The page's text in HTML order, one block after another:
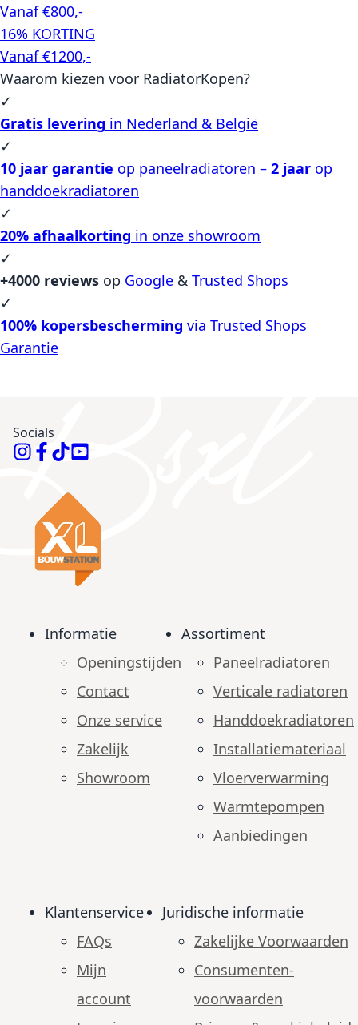
Vanaf €800,-
16% KORTING
Vanaf €1200,-
Waarom kiezen voor RadiatorKopen?
✓
Gratis levering in Nederland & België
✓
10 jaar garantie op paneelradiatoren – 2 jaar op
handdoekradiatoren
✓
20% afhaalkorting in onze showroom
✓
+4000 reviews op Google & Trusted Shops
✓
100% kopersbescherming via Trusted Shops
Garantie
Socials
Informatie
Openingstijden
Contact
Onze service
Zakelijk
Showroom
Assortiment
Paneelradiatoren
Verticale radiatoren
Handdoekradiatoren
Installatiemateriaal
Vloerverwarming
Warmtepompen
Aanbiedingen
Klantenservice
FAQs
Mijn
account
Juridische informatie
Zakelijke Voorwaarden
Consumenten­
voorwaarden